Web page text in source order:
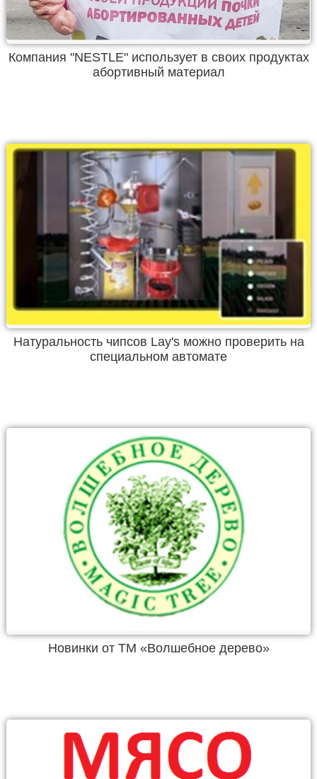
Компания "NESTLE" использует в своих продуктах
абортивный материал
Натуральность чипсов Lay's можно проверить на
специальном автомате
Новинки от ТМ «Волшебное дерево»